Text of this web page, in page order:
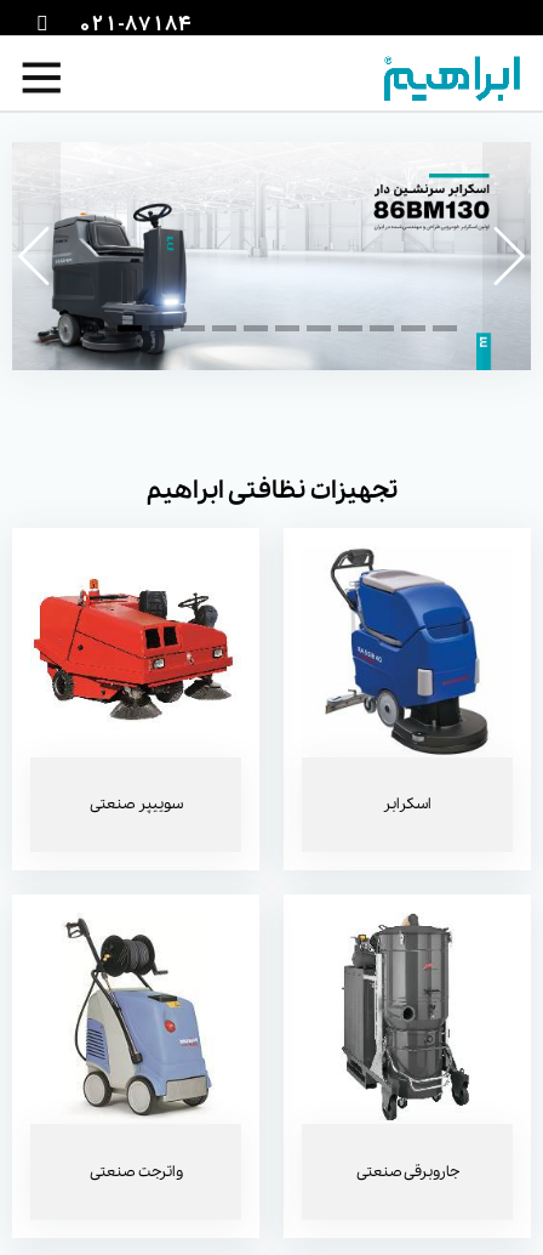
021-87184
تجهیزات نظافتی ابراهیم
اسکرابر
اسکرابر
سوییپر صنعتی
سوییپر صنعتی
جاروبرقی صنعتی
جاروبرقی صنعتی
واترجت صنعتی
کارواش اتوماتیک فرش و موکت شوی